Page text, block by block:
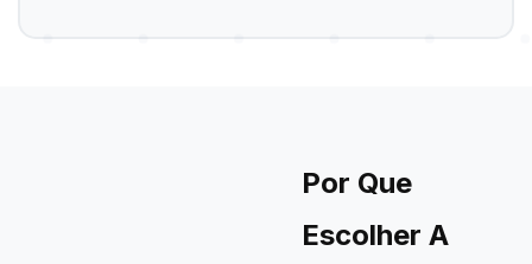
Por Que
Escolher A